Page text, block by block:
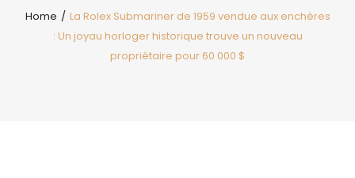
Home / La Rolex Submariner de 1959 vendue aux enchères
: Un joyau horloger historique trouve un nouveau
propriétaire pour 60 000 $